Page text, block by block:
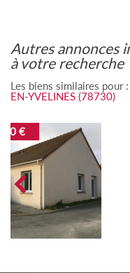
autres annonces immobilières correspondant
à votre recherche
Les biens similaires pour :
EN-YVELINES (78730)